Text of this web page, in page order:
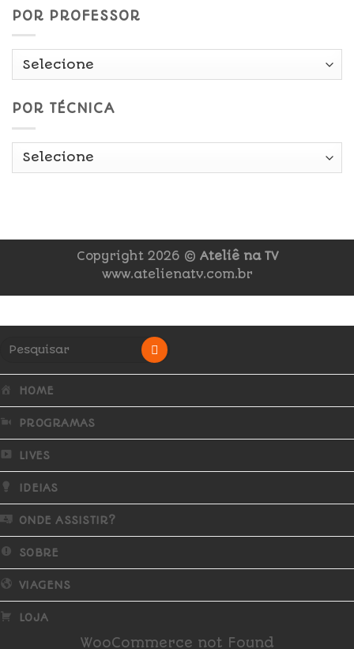
POR PROFESSOR
POR TÉCNICA
Copyright 2026 © Ateliê na TV
www.atelienatv.com.br
HOME
PROGRAMAS
LIVES
IDEIAS
ONDE ASSISTIR?
SOBRE
VIAGENS
LOJA
WooCommerce not Found